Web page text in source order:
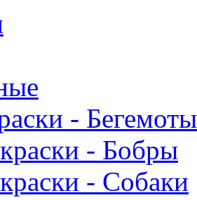
- Бегемоты
- Бобры
- Собаки